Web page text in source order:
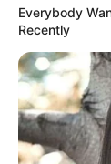
Everybody
Recently